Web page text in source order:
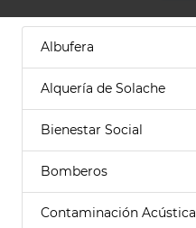
Albufera
Alquería de Solache
Bienestar Social
Bomberos
Contaminación Acústica